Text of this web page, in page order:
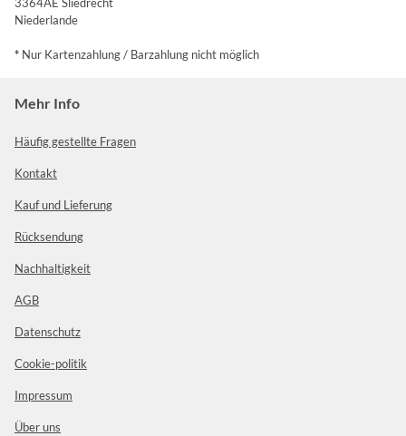
3364AE Sliedrecht
Niederlande
* Nur Kartenzahlung / Barzahlung nicht möglich
Mehr Info
Häufig gestellte Fragen
Kontakt
Kauf und Lieferung
Rücksendung
Nachhaltigkeit
AGB
Datenschutz
Cookie-politik
Impressum
Über uns